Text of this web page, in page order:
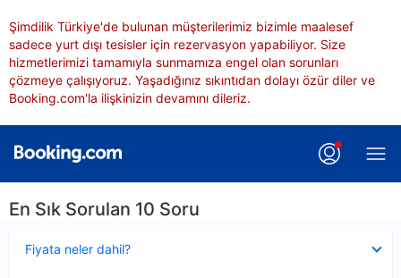
Şimdilik Türkiye'de bulunan müşterilerimiz bizimle maalesef
sadece yurt dışı tesisler için rezervasyon yapabiliyor. Size
hizmetlerimizi tamamıyla sunmamıza engel olan sorunları
çözmeye çalışıyoruz. Yaşadığınız sıkıntıdan dolayı özür diler ve
Booking.com'la ilişkinizin devamını dileriz.
En Sık Sorulan 10 Soru
Fiyata neler dahil?